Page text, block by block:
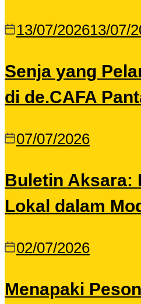
13/07/202613/07/
Senja yang
di de.CAFA
07/07/2026
Buletin Aksara:
Lokal dalam
02/07/2026
Menapaki